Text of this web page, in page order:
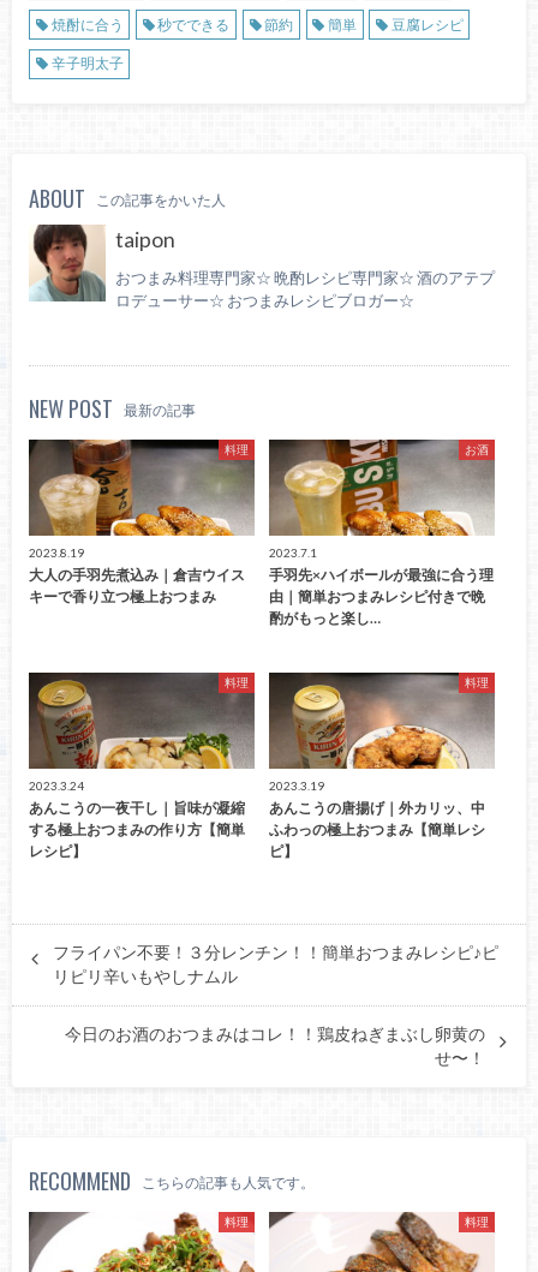
焼酎に合う 秒でできる 節約 簡単 豆腐レシピ
辛子明太子
ABOUT この記事をかいた人
taipon
おつまみ料理専門家☆ 晩酌レシピ専門家☆ 酒のアテプ
ロデューサー☆ おつまみレシピブロガー☆
NEW POST 最新の記事
料理
2023.8.19
大人の手羽先煮込み｜倉吉ウイス
キーで香り立つ極上おつまみ
お酒
2023.7.1
手羽先×ハイボールが最強に合う理
由｜簡単おつまみレシピ付きで晩
酌がもっと楽し…
料理
2023.3.24
あんこうの一夜干し｜旨味が凝縮
する極上おつまみの作り方【簡単
レシピ】
料理
2023.3.19
あんこうの唐揚げ｜外カリッ、中
ふわっの極上おつまみ【簡単レシ
ピ】
フライパン不要！３分レンチン！！簡単おつまみレシピ♪ピ
リピリ辛いもやしナムル
今日のお酒のおつまみはコレ！！鶏皮ねぎまぶし卵黄の
せ〜！
RECOMMEND こちらの記事も人気です。
料理 料理